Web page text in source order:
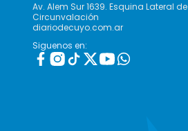
Av. Alem Sur 1639. Esquina Lateral de
Circunvalación
diariodecuyo.com.ar
Siguenos en: